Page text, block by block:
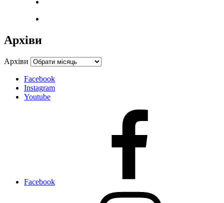
Архіви
Архіви
Facebook
Instagram
Youtube
Facebook